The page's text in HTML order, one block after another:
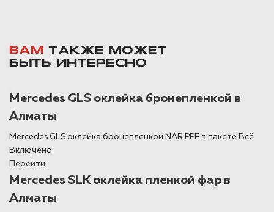
ВАМ
ТАКЖЕ МОЖЕТ
БЫТЬ ИНТЕРЕСНО
Mercedes GLS оклейка бронепленкой в
Алматы
Mercedes GLS оклейка бронепленкой NAR PPF в пакете Всё
Включено.
Перейти
Mercedes SLK оклейка пленкой фар в
Алматы